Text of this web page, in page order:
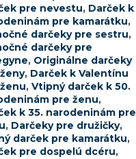
pre nevestu, Darček k
pre kamarátku,
darčeky pre sestru,
darčeky pre
, Originálne darčeky
, Darček k Valentínu
, Vtipný darček k 50.
pre ženu,
k 35. narodeninám pre
, Darčeky pre družičky,
darček pre kamarátku,
pre dospelú dcéru,